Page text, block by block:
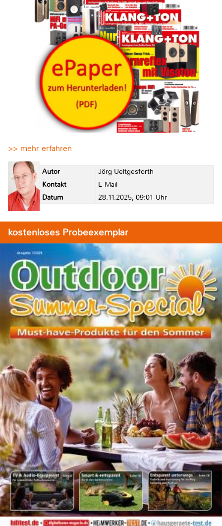
>> mehr erfahren
Autor
Jörg Ueltgesforth
Kontakt
E-Mail
Datum
28.11.2025, 09:01 Uhr
kostenloses Probeexemplar